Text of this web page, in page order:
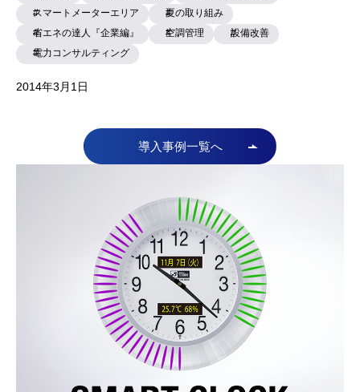
スマートメーターエリア
夏の取り組み
省エネの達人『企業編』
空調管理
設備改善
電力コンサルティング
2014年3月1日
導入事例一覧へ